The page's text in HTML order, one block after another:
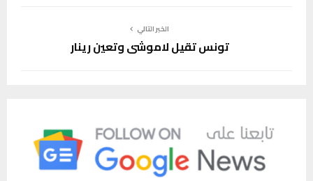
الخبر التالي
تونس تقيل لاموشي وتعين رينار